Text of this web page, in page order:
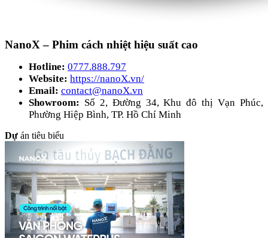
NanoX – Phim cách nhiệt hiệu suất cao
Hotline: 0777.888.797
Website: https://nanoX.vn/
Email: contact@nanoX.vn
Showroom: Số 2, Đường 34, Khu đô thị Vạn Phúc,
Phường Hiệp Bình, TP. Hồ Chí Minh
Dự án tiêu biểu